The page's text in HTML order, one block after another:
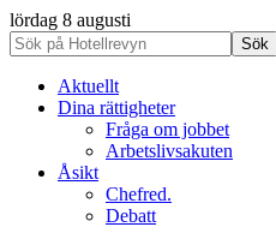
lördag 8 augusti
Aktuellt
Dina rättigheter
Fråga om jobbet
Arbetslivsakuten
Åsikt
Chefred.
Debatt